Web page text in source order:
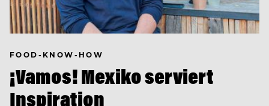
FOOD-KNOW-HOW
¡Vamos! Mexiko serviert
Inspiration